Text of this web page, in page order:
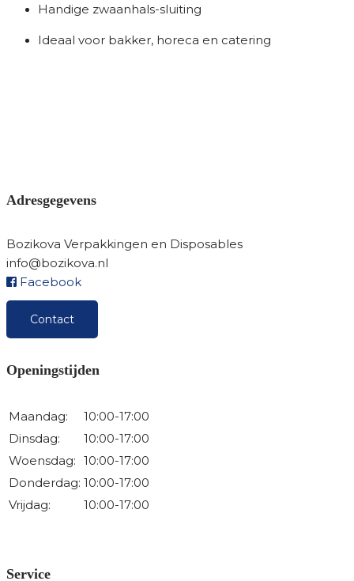
Handige zwaanhals-sluiting
Ideaal voor bakker, horeca en catering
Adresgegevens
Bozikova Verpakkingen en Disposables
info@bozikova.nl
Facebook
Contact
Openingstijden
Maandag:
10:00-17:00
Dinsdag:
10:00-17:00
Woensdag: 10:00-17:00
Donderdag: 10:00-17:00
Vrijdag:
10:00-17:00
Service